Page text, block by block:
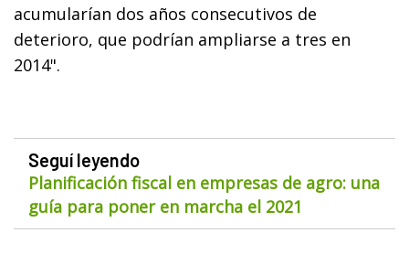
acumularían dos años consecutivos de
deterioro, que podrían ampliarse a tres en
2014".
Seguí leyendo
Planificación fiscal en empresas de agro: una
guía para poner en marcha el 2021